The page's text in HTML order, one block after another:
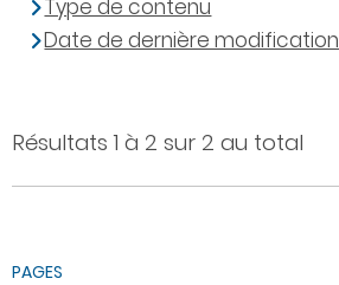
Résultats 1 à 2 sur 2 au total
PAGES
Type de contenu
Date de dernière modification